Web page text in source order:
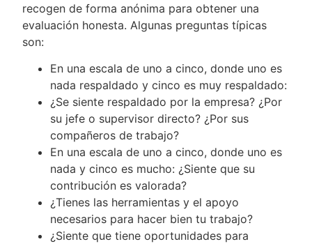
recogen de forma anónima para obtener una
evaluación honesta. Algunas preguntas típicas
son:
En una escala de uno a cinco, donde uno es
nada respaldado y cinco es muy respaldado:
¿Se siente respaldado por la empresa? ¿Por
su jefe o supervisor directo? ¿Por sus
compañeros de trabajo?
En una escala de uno a cinco, donde uno es
nada y cinco es mucho: ¿Siente que su
contribución es valorada?
¿Tienes las herramientas y el apoyo
necesarios para hacer bien tu trabajo?
¿Siente que tiene oportunidades para